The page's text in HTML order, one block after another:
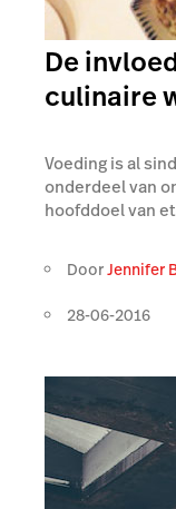
De
culinaire
Voeding is al
onderdeel van
hoofddoel van
DoorJennifer
28-06-2016